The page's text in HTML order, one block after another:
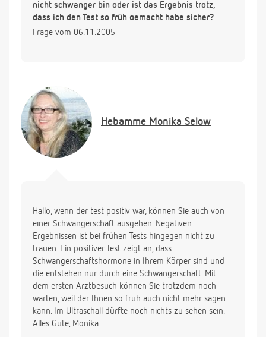
nicht schwanger bin oder ist das Ergebnis trotz,
dass ich den Test so früh gemacht habe sicher?
Frage vom 06.11.2005
Hebamme Monika Selow
Hallo, wenn der test positiv war, können Sie auch von
einer Schwangerschaft ausgehen. Negativen
Ergebnissen ist bei frühen Tests hingegen nicht zu
trauen. Ein positiver Test zeigt an, dass
Schwangerschaftshormone in Ihrem Körper sind und
die entstehen nur durch eine Schwangerschaft. Mit
dem ersten Arztbesuch können Sie trotzdem noch
warten, weil der Ihnen so früh auch nicht mehr sagen
kann. Im Ultraschall dürfte noch nichts zu sehen sein.
Alles Gute, Monika